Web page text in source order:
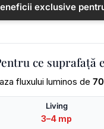
exclusive
ce suprafață
fluxului luminos de
Living
3–4 mp